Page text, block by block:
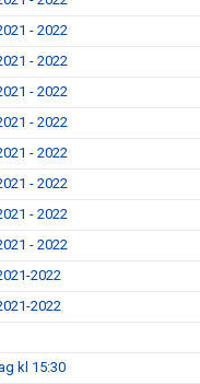
- 2022
- 2022
- 2022
- 2022
- 2022
- 2022
- 2022
- 2022
2022
2022
kl 15:30